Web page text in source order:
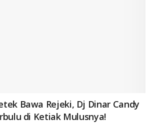
Bawa Rejeki, Dj Dinar Candy
di Ketiak Mulusnya!